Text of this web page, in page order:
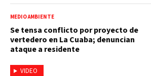
VIDEO
MEDIO AMBIENTE
Se tensa conflicto por proyecto de
vertedero en La Cuaba; denuncian
ataque a residente